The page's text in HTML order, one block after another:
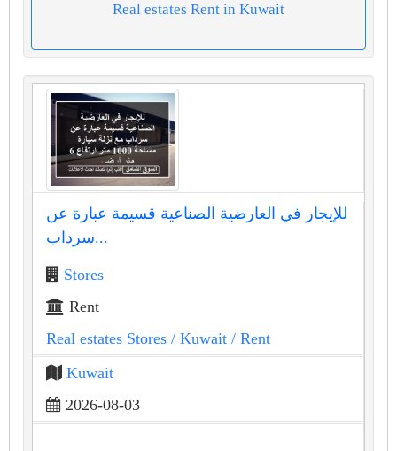
Real estates Rent in Kuwait
للإيجار في العارضية الصناعية قسيمة عبارة عن
سرداب...
Stores
Rent
Real estates Stores / Kuwait / Rent
Kuwait
2026-08-03